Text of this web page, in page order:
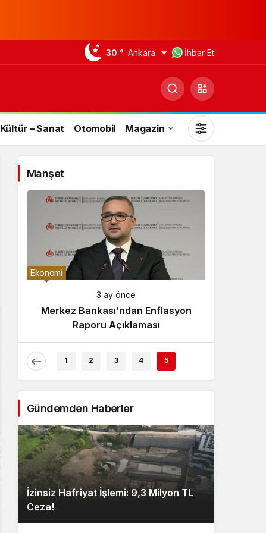
30 ° Ankara İhbar Et
Kültür – Sanat Otomobil Magazin
Gündüz Modu
Gündüz modunu seçin.
Gece Modu
Gece modunu seçin.
Sistem Modu
Sistem modunu seçin.
Manşet
Ekonomi
3 ay önce
Merkez Bankası’ndan Enflasyon
Raporu Açıklaması
1 2 3 4 5
Gündemden Haberler
İzinsiz Hafriyat İşlemi: 9,3 Milyon TL
Ceza!